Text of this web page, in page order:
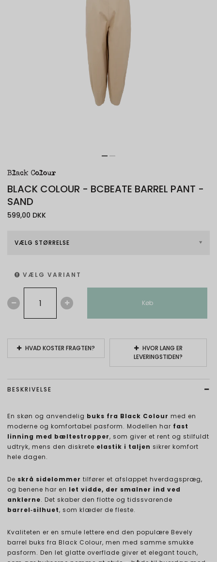
BLACK COLOUR - BCBEATE BARREL PANT -
SAND
599,00 DKK
VÆLG STØRRELSE
VÆLG VARIANT
Køb
HVAD KOSTER FRAGTEN?
HVOR LANG ER
LEVERINGSTIDEN?
BESKRIVELSE
En skøn og anvendelig buks fra Black Colour med en
moderne og komfortabel pasform. Modellen har fast
linning med bæltestropper, som giver et rent og stilfuldt
udtryk, mens den diskrete elastik i taljen sikrer komfort
hele dagen.
De skrå sidelommer tilfører et afslappet hverdagspræg,
og benene har en let vidde, der smalner ind ved
anklerne. Det skaber den flotte og tidssvarende
barrel‑silhuet, som klæder de fleste.
Kvaliteten er en smule lettere end den populære Bevely
barrel buks fra Black Colour, men med samme smukke
pasform. Den let glatte overflade giver et elegant touch,